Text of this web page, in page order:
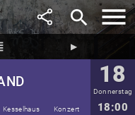
search
▶︎
18
Donnerstag
18:00
Kesselhaus Konzert